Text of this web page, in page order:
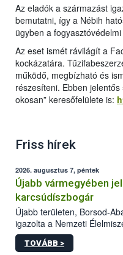
Az eladók a származást
bemutatni, így a Nébih
ügyben a
Az eset ismét rávilágít a
kockázatára.
működő, megbízható és
részesíteni. Ebben
okosan” keresőfelülete is:
Friss hírek
2026. augusztus 7, péntek
Újabb vármegyében
karcsúdíszbogár
Újabb területen, Borsod-
igazolta a Nemzeti
kőrisrontó karcsúdíszbogár
kártevőt nem csak
TOVÁBB >